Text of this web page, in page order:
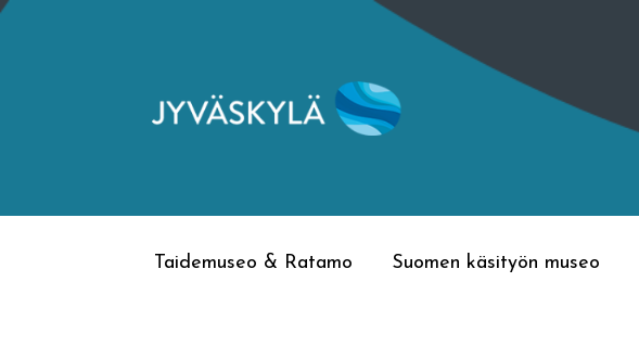
Siirry
Siirry
Taidemuseo & Ratamo Suomen käsityön museo